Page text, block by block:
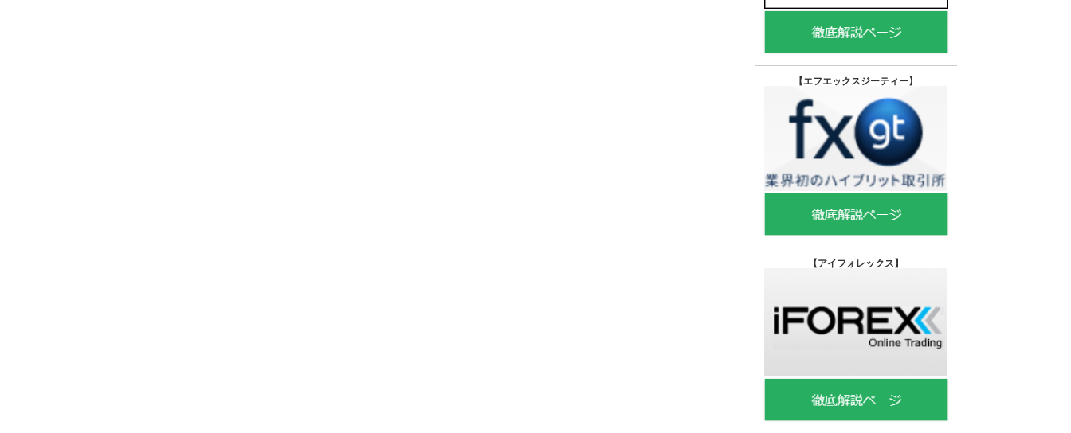
【エフエックスジーティー】
【アイフォレックス】